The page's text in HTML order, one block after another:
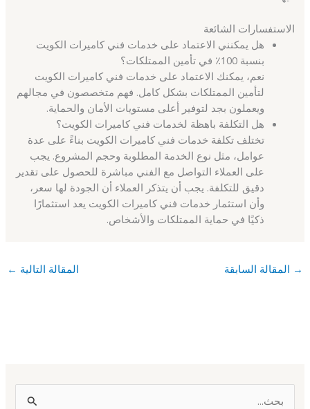
الاستفسارات الشائعة
هل يمكنني الاعتماد على خدمات فني كاميرات الكويت
بنسبة 100٪ في تأمين الممتلكات؟
نعم، يمكنك الاعتماد على خدمات فني كاميرات الكويت
لتأمين الممتلكات بشكل كامل. فهم متخصصون في مجالهم
ويعملون بجد لتوفير أعلى مستويات الأمان والحماية.
هل التكلفة باهظة لخدمات فني كاميرات الكويت؟
تختلف تكلفة خدمات فني كاميرات الكويت بناءً على عدة
عوامل، مثل نوع الخدمة المطلوبة وحجم المشروع. يجب
على العملاء التواصل مع الفني مباشرة للحصول على تقدير
دقيق للتكلفة. يجب أن يتذكر العملاء أن الجودة لها سعر،
وأن استثمار خدمات فني كاميرات الكويت يعد استثمارًا
ذكيًا في حماية الممتلكات والأشخاص.
→ المقالة السابقة المقالة التالية ←